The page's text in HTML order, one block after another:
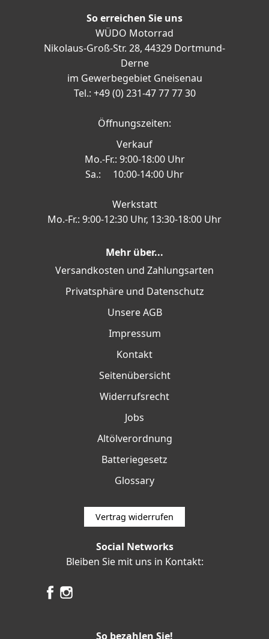
So erreichen Sie uns
WÜDO Motorrad
Nikolaus-Groß-Str. 28, 44329 Dortmund-
Derne
im Gewerbegebiet Gneisenau
Tel.: +49 (0) 231-47 77 77 30
Öffnungszeiten:
Verkauf
Mo.-Fr.: 9:00-18:00 Uhr
Sa.: 10:00-14:00 Uhr
Werkstatt
Mo.-Fr.: 9:00-12:30 Uhr, 13:30-18:00 Uhr
Mehr über...
Versandkosten und Zahlungsarten
Privatsphäre und Datenschutz
Unsere AGB
Impressum
Kontakt
Seitenübersicht
Widerrufsrecht
Jobs
Altölverordnung
Batteriegesetz
Glossary
Vertrag widerrufen
Social Networks
Bleiben Sie mit uns in Kontakt:
So bezahlen Sie!